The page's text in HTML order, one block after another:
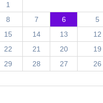
1
5
6
7
8
12
13
14
15
19
20
21
22
26
27
28
29